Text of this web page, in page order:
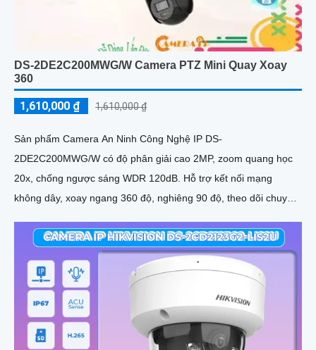
DS-2DE2C200MWG/W Camera PTZ Mini Quay Xoay
360
1,610,000 ₫ 1,610,000 ₫
Sản phẩm Camera An Ninh Công Nghệ IP DS-
2DE2C200MWG/W có độ phân giải cao 2MP, zoom quang học
20x, chống ngược sáng WDR 120dB. Hỗ trợ kết nối mạng
không dây, xoay ngang 360 độ, nghiêng 90 độ, theo dõi chuyển